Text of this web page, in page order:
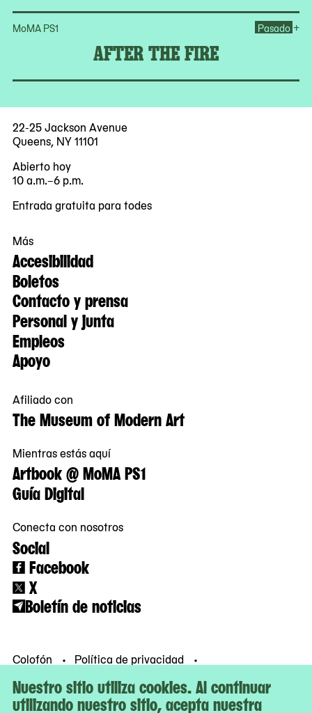
MoMA PS1
AFTER THE FIRE
Pasado +
Nuestro sitio utiliza cookies. Al continuar
utilizando nuestro sitio, acepta nuestra
22-25 Jackson Avenue
Queens, NY 11101
Abierto hoy
10 a.m.–6 p.m.
Entrada gratuita para todes
Más
Accesibilidad
Boletos
Contacto y prensa
Personal y junta
Empleos
Apoyo
Afiliado con
The Museum of Modern Art
Mientras estás aquí
Artbook @ MoMA PS1
Guía Digital
Conecta con nosotros
Social
Facebook
X
Boletín de noticias
Colofón
Política de privacidad